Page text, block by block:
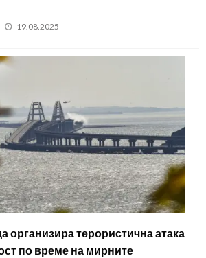
Posted
19.08.2025
организира терористична атака
по време на мирните